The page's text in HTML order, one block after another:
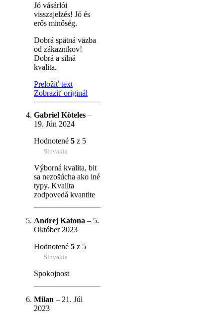
Jó vásárlói
visszajelzés! Jó és
erős minőség.
Dobrá spätná väzba
od zákazníkov!
Dobrá a silná
kvalita.
Preložiť text
Zobraziť originál
Gabriel Köteles –
19. Jún 2024
Hodnotené 5 z 5
Slovakia
Výborná kvalita, bit
sa nezošúcha ako iné
typy. Kvalita
zodpovedá kvantite
Andrej Katona – 5.
Október 2023
Hodnotené 5 z 5
Slovakia
Spokojnost
Milan – 21. Júl
2023